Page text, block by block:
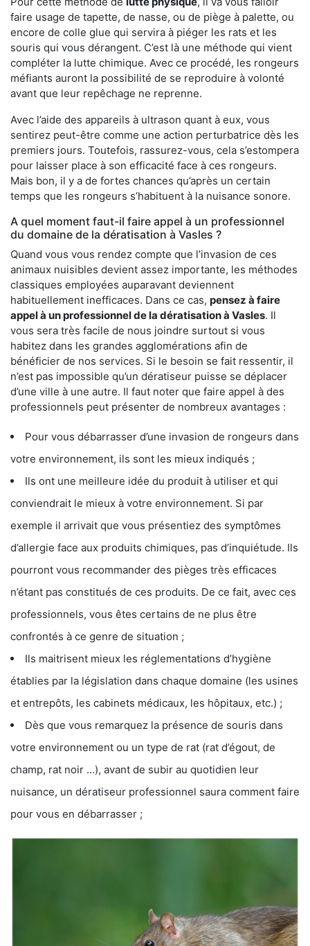
faire usage de tapette, de nasse, ou de piège à palette, ou
encore de colle glue qui servira à piéger les rats et les
souris qui vous dérangent. C’est là une méthode qui vient
compléter la lutte chimique. Avec ce procédé, les rongeurs
méfiants auront la possibilité de se reproduire à volonté
avant que leur repêchage ne reprenne.
Avec l’aide des appareils à ultrason quant à eux, vous
sentirez peut-être comme une action perturbatrice dès les
premiers jours. Toutefois, rassurez-vous, cela s’estompera
pour laisser place à son efficacité face à ces rongeurs.
Mais bon, il y a de fortes chances qu’après un certain
temps que les rongeurs s’habituent à la nuisance sonore.
A quel moment faut-il faire appel à un professionnel
du domaine de la dératisation à Vasles ?
Quand vous vous rendez compte que l’invasion de ces
animaux nuisibles devient assez importante, les méthodes
classiques employées auparavant deviennent
habituellement inefficaces. Dans ce cas, pensez à faire
appel à un professionnel de la dératisation à Vasles. Il
vous sera très facile de nous joindre surtout si vous
habitez dans les grandes agglomérations afin de
bénéficier de nos services. Si le besoin se fait ressentir, il
n’est pas impossible qu’un dératiseur puisse se déplacer
d’une ville à une autre. Il faut noter que faire appel à des
professionnels peut présenter de nombreux avantages :
Pour vous débarrasser d’une invasion de rongeurs dans
votre environnement, ils sont les mieux indiqués ;
Ils ont une meilleure idée du produit à utiliser et qui
conviendrait le mieux à votre environnement. Si par
exemple il arrivait que vous présentiez des symptômes
d’allergie face aux produits chimiques, pas d’inquiétude. Ils
pourront vous recommander des pièges très efficaces
n’étant pas constitués de ces produits. De ce fait, avec ces
professionnels, vous êtes certains de ne plus être
confrontés à ce genre de situation ;
Ils maitrisent mieux les réglementations d’hygiène
établies par la législation dans chaque domaine (les usines
et entrepôts, les cabinets médicaux, les hôpitaux, etc.) ;
Dès que vous remarquez la présence de souris dans
votre environnement ou un type de rat (rat d’égout, de
champ, rat noir …), avant de subir au quotidien leur
nuisance, un dératiseur professionnel saura comment faire
pour vous en débarrasser ;